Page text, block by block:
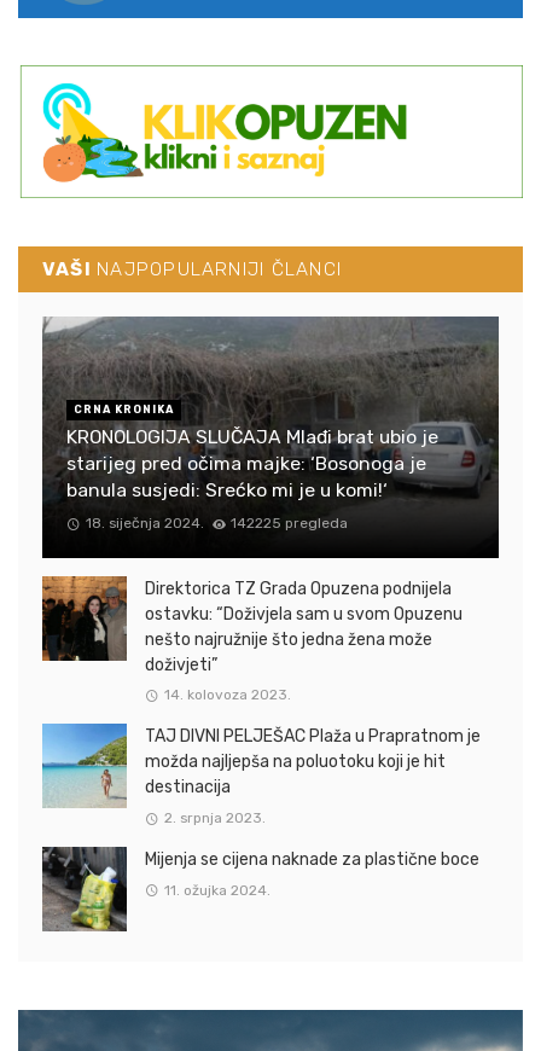
VAŠI NAJPOPULARNIJI ČLANCI
CRNA KRONIKA
KRONOLOGIJA SLUČAJA Mlađi brat ubio je
starijeg pred očima majke: ‘Bosonoga je
banula susjedi: Srećko mi je u komi!‘
18. siječnja 2024. 142225 pregleda
Direktorica TZ Grada Opuzena podnijela
ostavku: “Doživjela sam u svom Opuzenu
nešto najružnije što jedna žena može
doživjeti”
14. kolovoza 2023.
TAJ DIVNI PELJEŠAC Plaža u Prapratnom je
možda najljepša na poluotoku koji je hit
destinacija
2. srpnja 2023.
Mijenja se cijena naknade za plastične boce
11. ožujka 2024.